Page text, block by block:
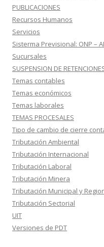
PUBLICACIONES
Recursos Humanos
Servicios
Sisterma Previsional: ONP –
Sucursales
SUSPENSION DE
Temas contables
Temas económicos
Temas laborales
TEMAS PROCESALES
Tipo de cambio de cierre
Tributación Ambiental
Tributación Internacional
Tributación Laboral
Tributación Minera
Tributación Municipal y
Tributación Sectorial
UIT
Versiones de PDT